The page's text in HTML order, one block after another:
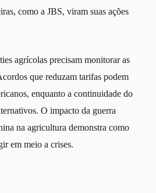
como a JBS, viram suas ações
agrícolas precisam monitorar as
que reduzam tarifas podem
enquanto a continuidade do
O impacto da guerra
na agricultura demonstra como
em meio a crises.